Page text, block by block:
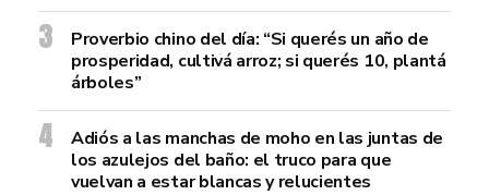
Proverbio chino del día: “Si querés un año de
prosperidad, cultivá arroz; si querés 10, plantá
árboles”
Adiós a las manchas de moho en las juntas de
los azulejos del baño: el truco para que
vuelvan a estar blancas y relucientes